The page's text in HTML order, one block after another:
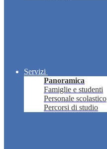
Servizi
Panoramica
Famiglie e studenti
Personale scolastico
Percorsi di studio